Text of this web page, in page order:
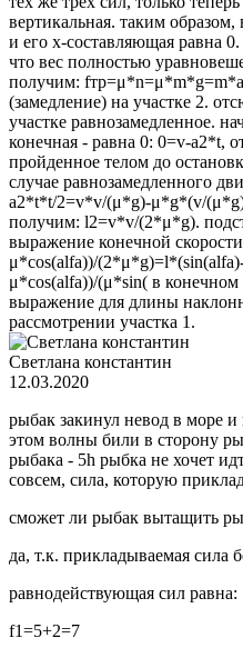
вертикальная. таким
и его х-составляющая равна
что вес полностью
получим:
(замедление) на участке 2.
участке равнозамедленное.
конечная - равна 0: 0=v-a2*t,
пройденное телом до
случае равнозамедленного
a2*t*t/2=v*v/(μ*g)-μ*g*(v/
получим: l2=v*v/(2*μ*g).
выражение конечной
μ*cos(alfa))/
μ*cos(alfa))/(μ*sin( в конечном
выражение для длины
рассмотрении участка 1.
Светлана константин
12.03.2020
рыбак закинул невод в море
этом волны били в сторону
рыбака - 5h рыбка не хочет
совсем, сила, которую
сможет ли рыбак вытащить
да, т.к. прикладываемая сила
равнодействующая сил равна:
f1=5+2=7